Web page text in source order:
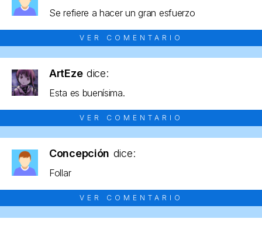
Se refiere a hacer un gran esfuerzo
VER COMENTARIO
ArtEze dice:
Esta es buenísima.
VER COMENTARIO
Concepción dice:
Follar
VER COMENTARIO